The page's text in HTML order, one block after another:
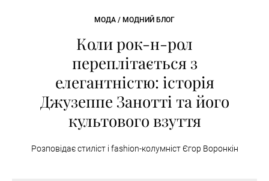
МОДА / МОДНИЙ БЛОГ
Коли рок-н-рол
переплітається з
елегантністю: історія
Джузеппе Занотті та його
культового взуття
Розповідає стиліст і fashion-колумніст Єгор Воронкін